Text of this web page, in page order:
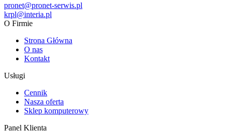
pronet@pronet-serwis.pl
krpl@interia.pl
O Firmie
Strona Główna
O nas
Kontakt
Usługi
Cennik
Nasza oferta
Sklep komputerowy
Panel Klienta